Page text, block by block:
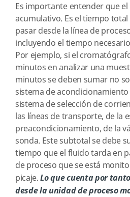
Es importante entender que
acumulativo. Es el tiempo
pasar desde la línea de
incluyendo el tiempo
Por ejemplo, si el
minutos en analizar una
minutos se deben sumar no
sistema de
sistema de selección de
las líneas de transporte, de la
preacondicionamiento, de la
sonda. Este subtotal se debe
tiempo que el fluido tarda en
de proceso que se está
picaje.Lo que cuenta por
desde la unidad de proceso